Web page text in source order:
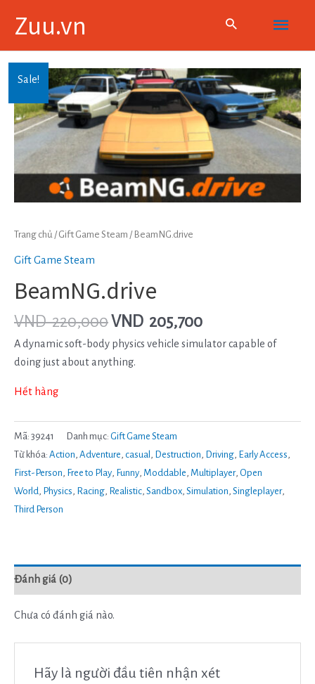
Zuu.vn
Main
Menu
Sale!
Trang chủ /Gift Game Steam / BeamNG.drive
Gift Game Steam
BeamNG.drive
VND220,000VND 205,700
A dynamic soft-body physics vehicle simulator capable of
doing just about anything.
Hết hàng
Mã: 39241 Danh mục: Gift Game Steam
Từ khóa: Action Adventure casual Destruction Driving Early Access
First-Person Free to Play Funny Moddable Multiplayer, Open
World Physics Racing Realistic Sandbox Simulation Singleplayer,
Third Person
Đánh giá (0)
Chưa có đánh giá nào.
Hãy là người đầu tiên nhận xét